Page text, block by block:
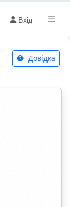
Вхід
Довідка